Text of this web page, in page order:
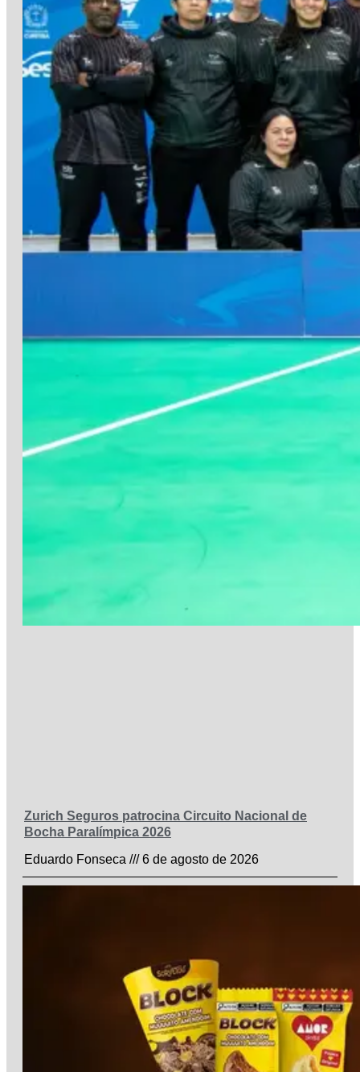
Zurich Seguros patrocina Circuito Nacional de
Bocha Paralímpica 2026
Eduardo Fonseca
6 de agosto de 2026